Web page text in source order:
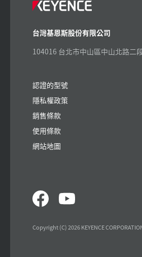
台灣基恩斯股份有限公司
104016 台北市中山區中山北路二
認證的型號
隱私權政策
銷售條款
使用條款
網站地圖
Copyright (C) 2026 KEYENCE